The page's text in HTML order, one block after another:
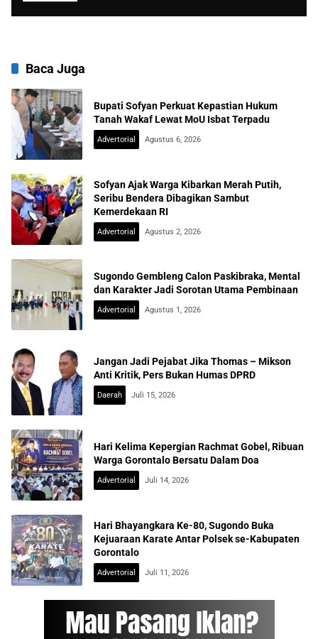
Baca Juga
Bupati Sofyan Perkuat Kepastian Hukum
Tanah Wakaf Lewat MoU Isbat Terpadu
Advertorial Agustus 6, 2026
Sofyan Ajak Warga Kibarkan Merah Putih,
Seribu Bendera Dibagikan Sambut
Kemerdekaan RI
Advertorial Agustus 2, 2026
Sugondo Gembleng Calon Paskibraka, Mental
dan Karakter Jadi Sorotan Utama Pembinaan
Advertorial Agustus 1, 2026
Jangan Jadi Pejabat Jika Thomas – Mikson
Anti Kritik, Pers Bukan Humas DPRD
Daerah Juli 15, 2026
Hari Kelima Kepergian Rachmat Gobel, Ribuan
Warga Gorontalo Bersatu Dalam Doa
Advertorial Juli 14, 2026
Hari Bhayangkara Ke-80, Sugondo Buka
Kejuaraan Karate Antar Polsek se-Kabupaten
Gorontalo
Advertorial Juli 11, 2026